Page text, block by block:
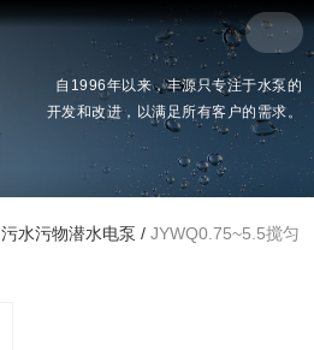
自1996年以来，丰源只专注于水泵的
开发和改进，以满足所有客户的需求。
污水污物潜水电泵 / JYWQ0.75~5.5搅匀